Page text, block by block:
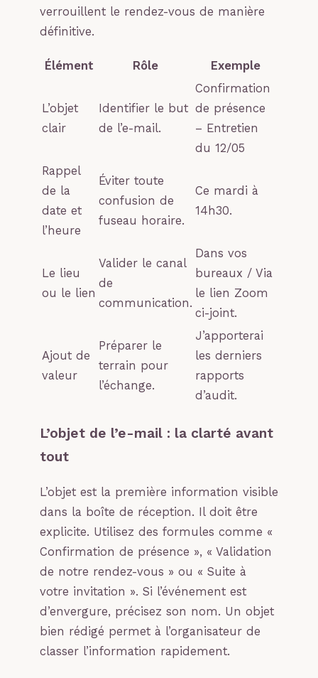
verrouillent le rendez-vous de manière
définitive.
Élément Rôle Exemple
L’objet
clair
Identifier le but
de l’e-mail.
Confirmation
de présence
– Entretien
du 12/05
Rappel
de la
date et
l’heure
Éviter toute
confusion de
fuseau horaire.
Ce mardi à
14h30.
Le lieu
ou le lien
Valider le canal
de
communication.
Dans vos
bureaux / Via
le lien Zoom
ci-joint.
Ajout de
valeur
Préparer le
terrain pour
l’échange.
J’apporterai
les derniers
rapports
d’audit.
L’objet de l’e-mail : la clarté avant
tout
L’objet est la première information visible
dans la boîte de réception. Il doit être
explicite. Utilisez des formules comme «
Confirmation de présence », « Validation
de notre rendez-vous » ou « Suite à
votre invitation ». Si l’événement est
d’envergure, précisez son nom. Un objet
bien rédigé permet à l’organisateur de
classer l’information rapidement.